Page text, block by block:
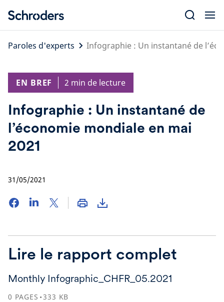
content
Paroles d'experts
Infographie : Un instantané de
EN BREF 2 min de lecture
Infographie : Un instantané de
l’économie mondiale en mai
2021
31/05/2021
Lire le rapport complet
Monthly Infographic_CHFR_05.2021
0 PAGES 333 KB